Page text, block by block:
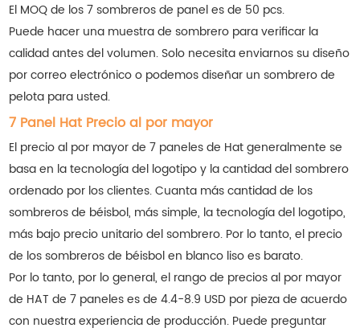
El MOQ de los 7 sombreros de panel es de 50 pcs.
Puede hacer una muestra de sombrero para verificar la
calidad antes del volumen. Solo necesita enviarnos su diseño
por correo electrónico o podemos diseñar un sombrero de
pelota para usted.
7 Panel Hat Precio al por mayor
El precio al por mayor de 7 paneles de Hat generalmente se
basa en la tecnología del logotipo y la cantidad del sombrero
ordenado por los clientes. Cuanta más cantidad de los
sombreros de béisbol, más simple, la tecnología del logotipo,
más bajo precio unitario del sombrero. Por lo tanto, el precio
de los sombreros de béisbol en blanco liso es barato.
Por lo tanto, por lo general, el rango de precios al por mayor
de HAT de 7 paneles es de 4.4-8.9 USD por pieza de acuerdo
con nuestra experiencia de producción. Puede preguntar